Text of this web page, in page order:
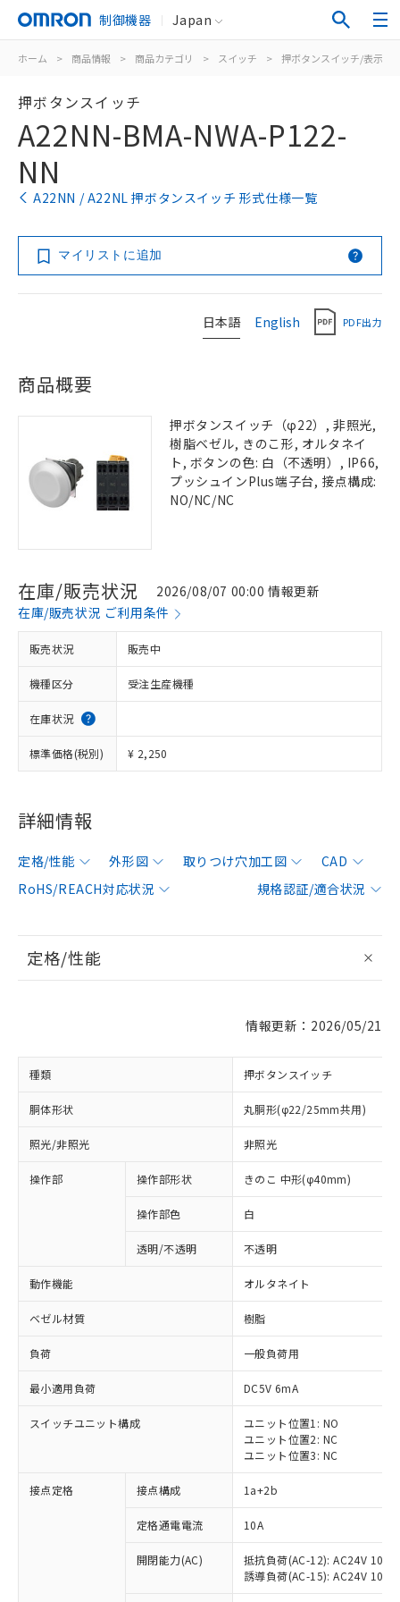
制御機器 Japan
ホーム > 商品情報 > 商品カテゴリ > スイッチ > 押ボタンスイッチ/表示灯
押ボタンスイッチ
A22NN-BMA-NWA-P122-
NN
A22NN / A22NL 押ボタンスイッチ 形式仕様一覧
マイリストに追加
日本語 English PDF出力
商品概要
押ボタンスイッチ（φ22）, 非照光,
樹脂ベゼル, きのこ形, オルタネイ
ト, ボタンの色: 白（不透明）, IP66,
プッシュインPlus端子台, 接点構成:
NO/NC/NC
在庫/販売状況
2026/08/07 00:00 情報更新
在庫/販売状況 ご利用条件
販売状況 販売中
機種区分 受注生産機種
在庫状況
標準価格(税別) ¥ 2,250
詳細情報
定格/性能 外形図 取りつけ穴加工図
CAD
RoHS/REACH対応状況
規格認証/適合状況
定格/性能
情報更新：2026/05/21
種類 押ボタンスイッチ
胴体形状 丸胴形(φ22/25mm共用)
照光/非照光 非照光
操作部 操作部形状 きのこ 中形(φ40mm)
操作部色 白
透明/不透明 不透明
動作機能 オルタネイト
ベゼル材質 樹脂
負荷 一般負荷用
最小適用負荷 DC5V 6mA
スイッチユニット構成
ユニット位置1: NO
ユニット位置2: NC
ユニット位置3: NC
接点定格 接点構成 1a+2b
定格通電電流 10A
開閉能力(AC)
抵抗負荷(AC-12): AC24V 10A/
誘導負荷(AC-15): AC24V
※1 対応状況
対応済み：EU RoHS指令（10物質）の
非含有に対応した製品が提供可能な商品で
対応予定：EU RoHS指令（10物質）の非含